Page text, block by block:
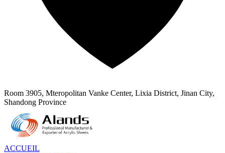
Room 3905, Mteropolitan Vanke Center, Lixia District, Jinan City,
Shandong Province
ACCUEIL